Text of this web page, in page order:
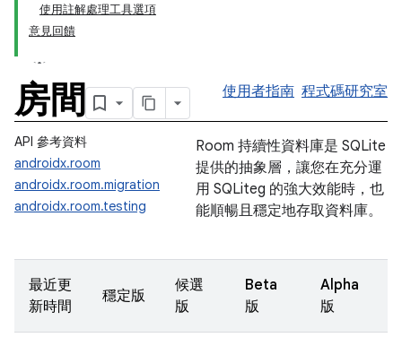
使用註解處理工具選項
意見回饋
房間 使用者指南 程式碼研究室
API 參考資料
androidx.room
androidx.room.migration
androidx.room.testing
Room 持續性資料庫是 SQLite
提供的抽象層，讓您在充分運
用 SQLiteg 的強大效能時，也
能順暢且穩定地存取資料庫。
最近更
新時間
穩定版
候選
版
Beta
版
Alpha
版